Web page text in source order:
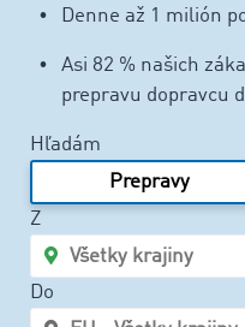
Denne až 1 milión
Asi 82 % našich
prepravu dopravcu
Hľadám
Prepravy
Z
Do